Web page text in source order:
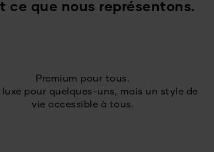
ce que nous représentons.
Premium pour tous.
luxe pour quelques-uns, mais un style de
vie accessible à tous.